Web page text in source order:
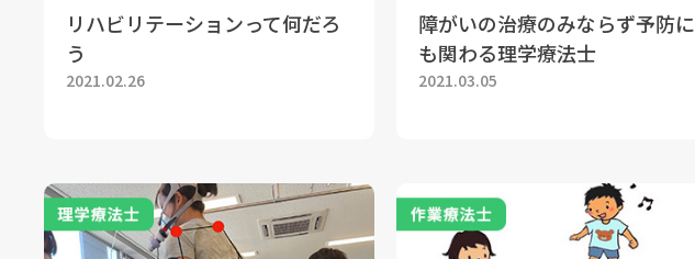
リハビリテーションって何だろ
う
2021.02.26
障がいの治療のみならず予防に
も関わる理学療法士
2021.03.05